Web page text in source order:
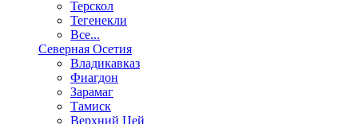
Терскол
Тегенекли
Все...
Северная Осетия
Владикавказ
Фиагдон
Зарамаг
Тамиск
Верхний Цей